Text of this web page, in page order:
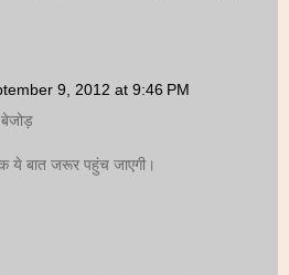
9, 2012 at 9:46 PM
ये बात जरूर पहुंच जाएगी।